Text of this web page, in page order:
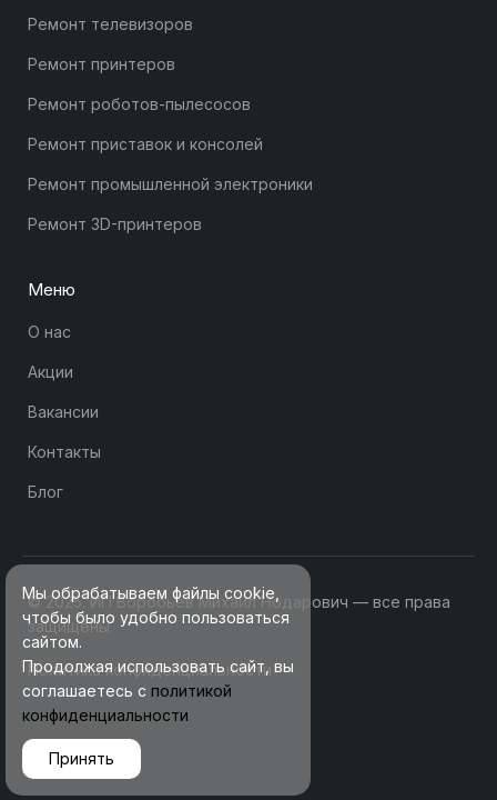
Ремонт телевизоров
Ремонт принтеров
Ремонт роботов-пылесосов
Ремонт приставок и консолей
Ремонт промышленной электроники
Ремонт 3D-принтеров
Меню
О нас
Акции
Вакансии
Контакты
Блог
© 2025. ИП Воробьев Михаил Нодарович — все права
защищены
Политика конфиденциальности
Мы обрабатываем файлы cookie,
чтобы было удобно пользоваться
сайтом.
Продолжая использовать сайт, вы
соглашаетесь с политикой
конфиденциальности
Принять